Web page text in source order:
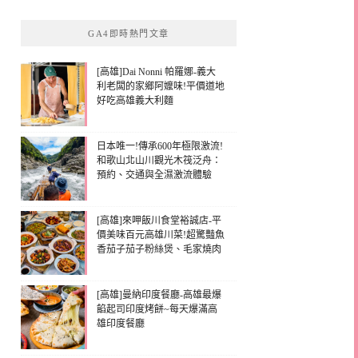
GA4即時熱門文章
[高雄]Dai Nonni 帕羅娜-義大
利老闆的家鄉阿嬤味!平價道地
好吃高雄義大利麵
日本唯一!傳承600年極限激流!
和歌山北山川觀光木筏泛舟：
預約、交通與全濕激流體驗
[高雄]來呷飯川食堂裕誠店-平
價美味百元高雄川菜!超驚豔魚
香茄子茄子粉絲煲、毛家燒肉
[高雄]曼納印度餐廳-高雄最爆
餡起司印度烤餅~每天爆滿高
雄印度餐廳